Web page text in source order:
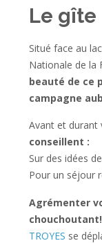
Le gîte
Situé face au
Nationale de la
beauté de ce
campagne
Avant et durant
conseillent :
Sur des idées
Pour un séjour
Agrémenter
chouchoutant!
TROYES se